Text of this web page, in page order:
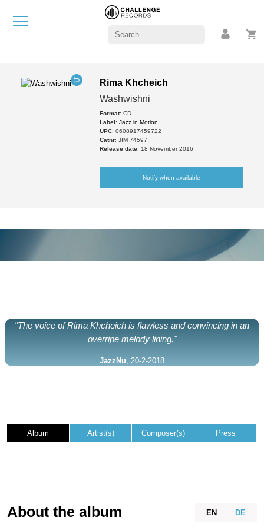
Rima Khcheich
Washwishni
Format: CD
Label:Jazz in Motion
UPC: 0608917459722
Catnr: JIM 74597
Release date: 18 November 2016
Notify when available
"The voice of Rima Khcheich is flawless and convincing in an
overripe melody lining."
JazzNu , 20-2-2018
Album Artist(s) Composer(s) Press
EN DE
About the album